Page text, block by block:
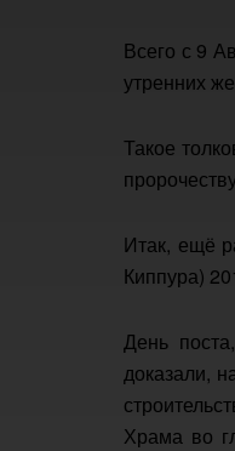
Всего с 9
утренних
Такое
Итак, ещё
Киппура)
День
доказали,
Храма во